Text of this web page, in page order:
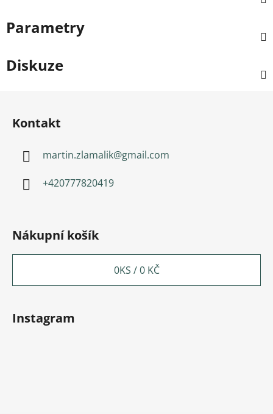
Parametry
Diskuze
Kontakt
martin.zlamalik@gmail.com
+420777820419
Nákupní košík
0KS /0 KČ
Instagram